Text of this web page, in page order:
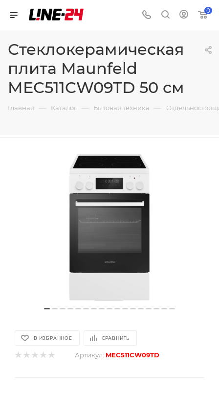
0
Стеклокерамическая
плита Maunfeld
MEC511CW09TD 50 см
Главная — Каталог — Бытовая техника —
В ИЗБРАННОЕ СРАВНИТЬ
Артикул: MEC511CW09TD